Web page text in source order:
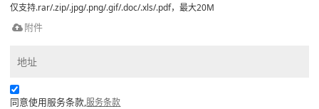
仅支持.rar/.zip/.jpg/.png/.gif/.doc/.xls/.pdf，最大20M
附件
同意使用服务条款,服务条款